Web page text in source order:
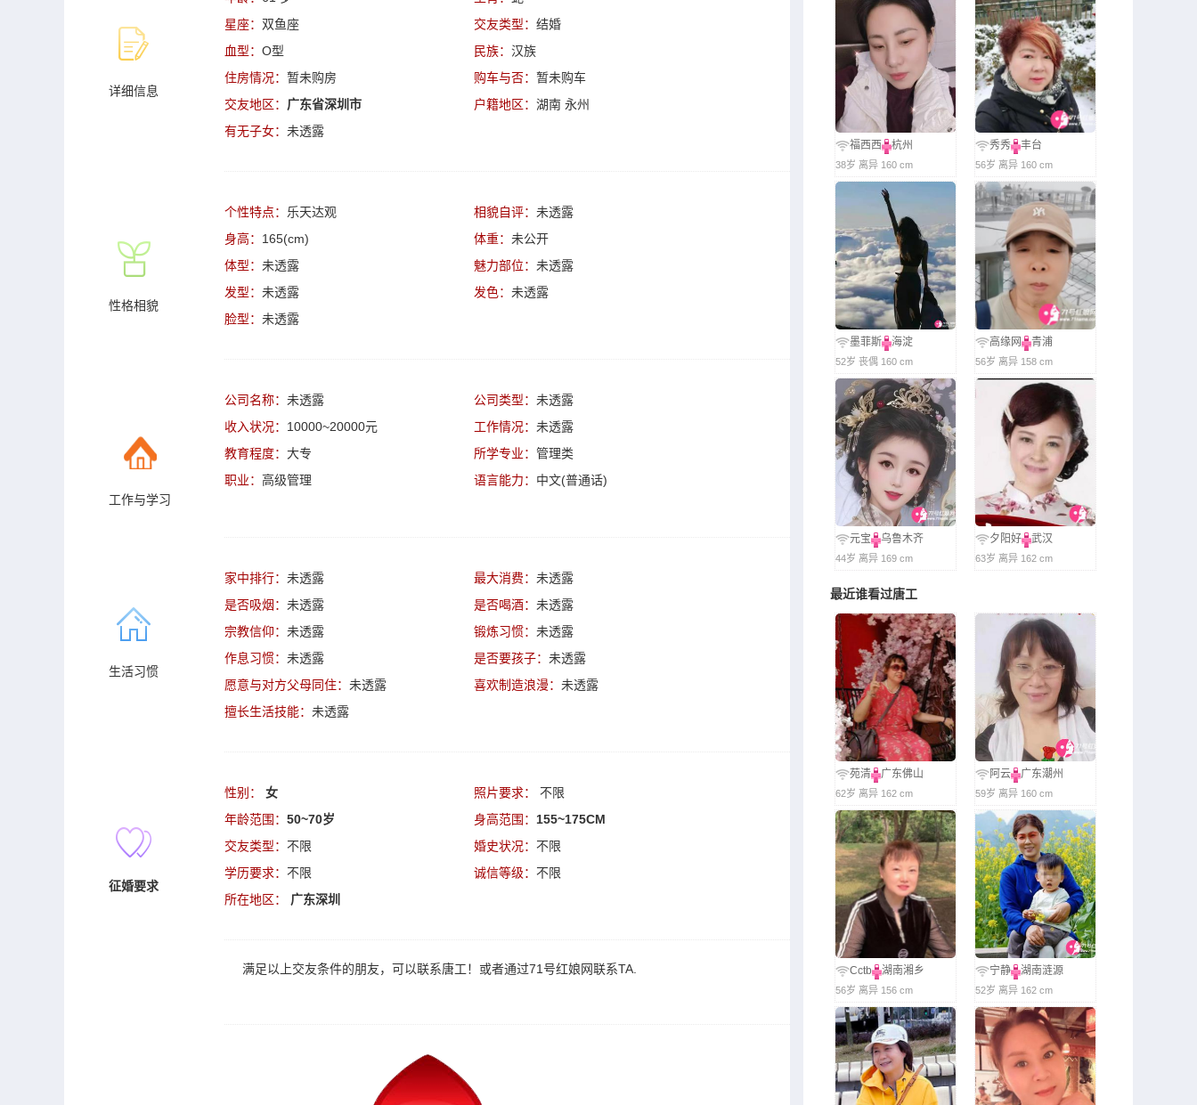
详细信息
星座： 双鱼座 交友类型： 结婚
血型： O型 民族： 汉族
住房情况： 暂未购房 购车与否： 暂未购车
交友地区： 广东省深圳市 户籍地区： 湖南 永州
有无子女： 未透露
性格相貌
个性特点： 乐天达观 相貌自评： 未透露
身高： 165(cm) 体重： 未公开
体型： 未透露 魅力部位： 未透露
发型： 未透露 发色： 未透露
脸型： 未透露
工作与学习
公司名称： 未透露 公司类型： 未透露
收入状况： 10000~20000元 工作情况： 未透露
教育程度： 大专 所学专业： 管理类
职业： 高级管理 语言能力： 中文(普通话)
生活习惯
家中排行： 未透露 最大消费： 未透露
是否吸烟： 未透露 是否喝酒： 未透露
宗教信仰： 未透露 锻炼习惯： 未透露
作息习惯： 未透露 是否要孩子： 未透露
愿意与对方父母同住： 未透露 喜欢制造浪漫： 未透露
擅长生活技能： 未透露
征婚要求
性别： 女 照片要求：
不限
年龄范围： 50~70岁 身高范围： 155~175CM
交友类型： 不限 婚史状况： 不限
学历要求： 不限 诚信等级： 不限
所在地区：
广东深圳
满足以上交友条件的朋友，可以联系唐工！或者通过71号红娘网联系TA
福西西 杭州
38岁 离异 160 cm
秀秀 丰台
56岁 离异 160 cm
墨菲斯 海淀
52岁 丧偶 160 cm
高缘网 青浦
56岁 离异 158 cm
元宝 乌鲁木齐
44岁 离异 169 cm
夕阳好 武汉
63岁 离异 162 cm
最近谁看过唐工
苑清 广东佛山
62岁 离异 162 cm
阿云 广东潮州
59岁 离异 160 cm
Cctb 湖南湘乡
56岁 离异 156 cm
宁静 湖南涟源
52岁 离异 162 cm